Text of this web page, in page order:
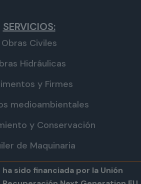
SERVICIOS:
Obras Civiles
Hidráulicas
y Firmes
medioambientales
y Conservación
de Maquinaria
sido financiada por la Unión